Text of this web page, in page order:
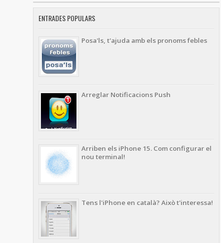
ENTRADES POPULARS
Posa'ls, t'ajuda amb els pronoms febles
Arreglar Notificacions Push
Arriben els iPhone 15. Com configurar el
nou terminal!
Tens l'iPhone en català? Això t'interessa!